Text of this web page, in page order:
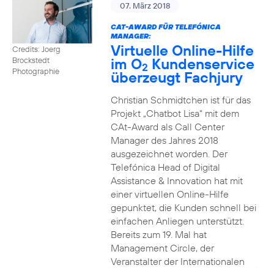
Credits: Joerg
Brockstedt
Photographie
07. März 2018
CAT-AWARD FÜR TELEFÓNICA
MANAGER:
Virtuelle Online-Hilfe
im O2 Kundenservice
überzeugt Fachjury
Christian Schmidtchen ist für das
Projekt „Chatbot Lisa“ mit dem
CAt-Award als Call Center
Manager des Jahres 2018
ausgezeichnet worden. Der
Telefónica Head of Digital
Assistance & Innovation hat mit
einer virtuellen Online-Hilfe
gepunktet, die Kunden schnell bei
einfachen Anliegen unterstützt.
Bereits zum 19. Mal hat
Management Circle, der
Veranstalter der Internationalen